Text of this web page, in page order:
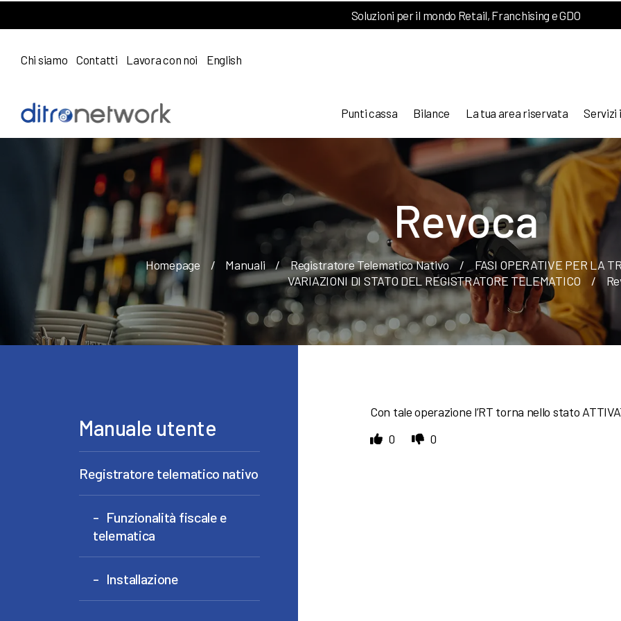
Soluzioni per il mondo Retail, Franchising e GDO
Chi siamo Contatti Lavora con noi English
Punti cassa Bilance La tua area riservata Servizi
Revoca
Homepage / Manuali / Registratore Telematico Nativo /
FASI OPERATIVE PER LA
VARIAZIONI DI STATO DEL REGISTRATORE TELEMATICO
/
Con tale operazione l’RT torna nello stato
0
0
Manuale utente
Registratore telematico nativo
Funzionalità fiscale e
telematica
Installazione